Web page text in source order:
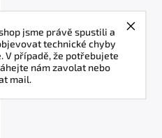
jsme právě spustili a
technické chyby
V případě, že potřebujete
nám zavolat nebo
mail.